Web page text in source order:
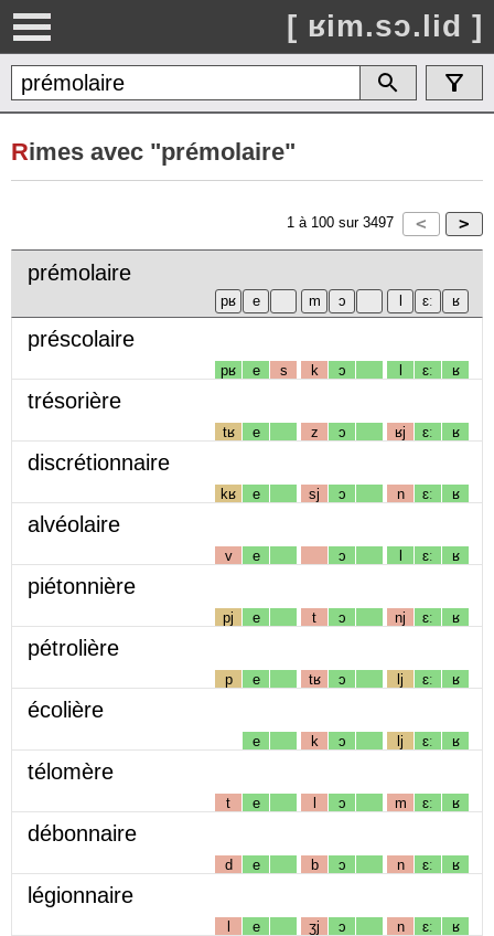
[ ʁim.sɔ.lid ]
Rimes avec "prémolaire"
1 à 100 sur 3497
prémolaire
préscolaire
pʁ e s k ɔ l ɛː ʁ
trésorière
tʁ e z ɔ ʁj ɛː ʁ
discrétionnaire
kʁ e sj ɔ n ɛː ʁ
alvéolaire
v e ɔ l ɛː ʁ
piétonnière
pj e t ɔ nj ɛː ʁ
pétrolière
p e tʁ ɔ lj ɛː ʁ
écolière
e k ɔ lj ɛː ʁ
télomère
t e l ɔ m ɛː ʁ
débonnaire
d e b ɔ n ɛː ʁ
légionnaire
l e ʒj ɔ n ɛː ʁ